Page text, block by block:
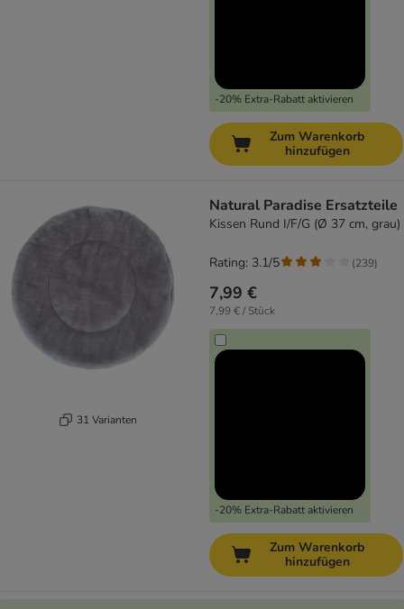
-20% Extra-Rabatt aktivieren
Zum Warenkorb
hinzufügen
31 Varianten
Natural Paradise Ersatzteile
Kissen Rund I/F/G (Ø 37 cm, grau)
7,99 €
7,99 € / Stück
-20% Extra-Rabatt aktivieren
Rating: 3.1/5 (239)
Zum Warenkorb
hinzufügen